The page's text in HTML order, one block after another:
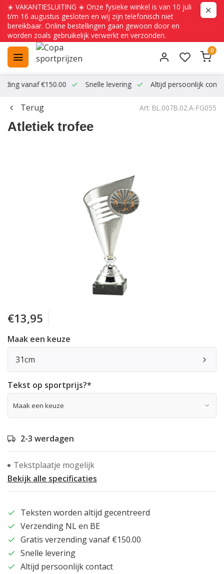
☀️ VAKANTIESLUITING ☀️ Onze fysieke winkel is van 10 juli
t/m 16 augustus gesloten en wij zijn telefonisch niet
bereikbaar. Online bestellingen gaan gewoon door en
worden zoals gebruikelijk verwerkt en verzonden.
0
vanaf €150.00 Snelle levering Altijd persoonlijk
Terug Art: BL.007B.02.A-FG055
Atletiek trofee
€13,95
Maak een keuze
31cm
Tekst op sportprijs?*
2-3 werdagen
Tekstplaatje mogelijk
Bekijk alle specificaties
Teksten worden altijd gecentreerd
Verzending NL en BE
Gratis verzending vanaf €150.00
Snelle levering
Altijd persoonlijk contact